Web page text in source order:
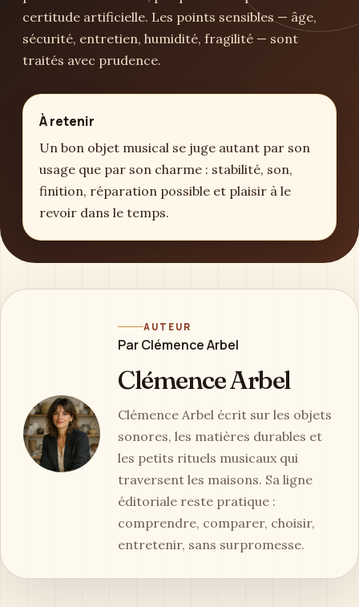
certitude artificielle. Les points sensibles — âge,
sécurité, entretien, humidité, fragilité — sont
traités avec prudence.
À retenir
Un bon objet musical se juge autant par son
usage que par son charme : stabilité, son,
finition, réparation possible et plaisir à le
revoir dans le temps.
AUTEUR
Par Clémence Arbel
Clémence Arbel
Clémence Arbel écrit sur les objets
sonores, les matières durables et
les petits rituels musicaux qui
traversent les maisons. Sa ligne
éditoriale reste pratique :
comprendre, comparer, choisir,
entretenir, sans surpromesse.